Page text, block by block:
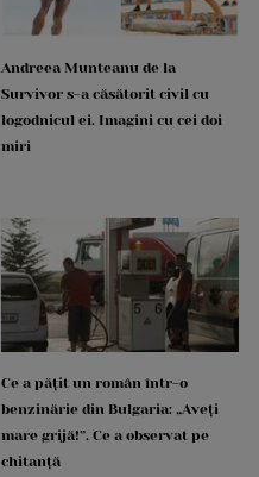
Andreea Munteanu de la
Survivor s-a căsătorit civil cu
logodnicul ei. Imagini cu cei doi
miri
Ce a pățit un român într-o
benzinărie din Bulgaria: „Aveți
mare grijă!”. Ce a observat pe
chitanță